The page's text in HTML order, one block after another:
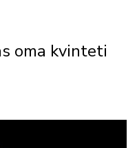
oma kvinteti